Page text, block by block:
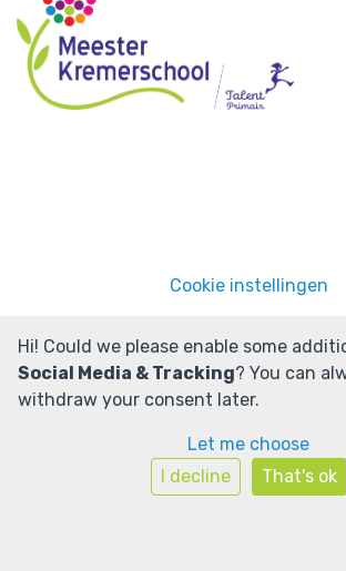
Cookie instellingen
Powered by Social
Hi! Could we please enable some
Social Media & Tracking? You can
withdraw your consent later.
Let me choose
I decline
That's ok